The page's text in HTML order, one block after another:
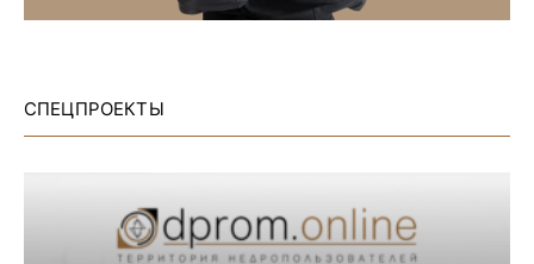
СПЕЦПРОЕКТЫ